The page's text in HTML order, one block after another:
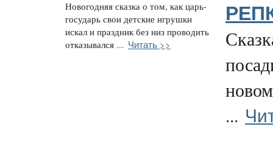
Новогодняя сказка о том, как царь-
государь свои детские игрушки
искал и праздник без низ проводить
отказывался ... Читать >>
...